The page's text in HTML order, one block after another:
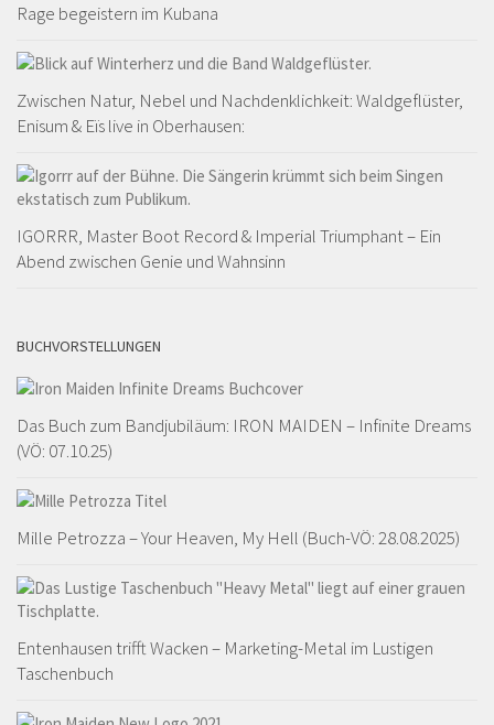
Rage begeistern im Kubana
Zwischen Natur, Nebel und Nachdenklichkeit: Waldgeflüster,
Enisum & Eïs live in Oberhausen:
IGORRR, Master Boot Record & Imperial Triumphant – Ein
Abend zwischen Genie und Wahnsinn
BUCHVORSTELLUNGEN
Das Buch zum Bandjubiläum: IRON MAIDEN – Infinite Dreams
(VÖ: 07.10.25)
Mille Petrozza – Your Heaven, My Hell (Buch-VÖ: 28.08.2025)
Entenhausen trifft Wacken – Marketing-Metal im Lustigen
Taschenbuch